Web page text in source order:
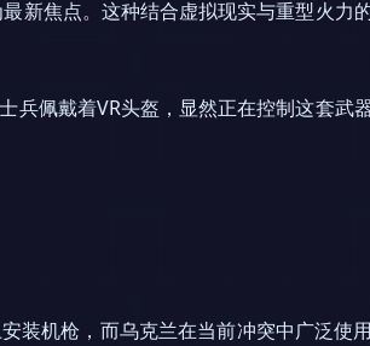
新焦点。这种结合虚拟现实与重型火力
兵佩戴着VR头盔，显然正在控制这套武
机枪，而乌克兰在当前冲突中广泛使用